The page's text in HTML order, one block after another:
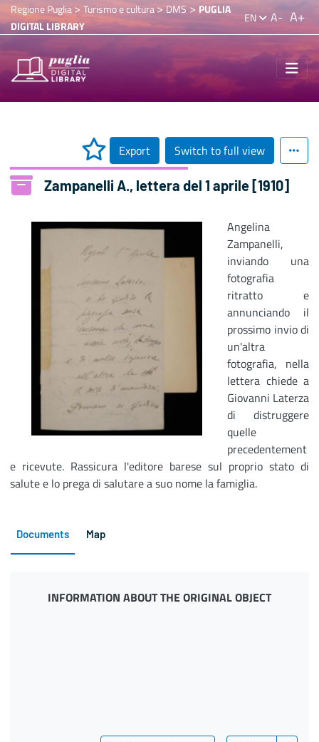
Regione Puglia> Turismo e cultura>DMS > PUGLIA
DIGITAL LIBRARY
EN A- A+
Export Switch to full view
Zampanelli A., lettera del 1 aprile [1910]
Angelina
Zampanelli,
inviando una
fotografia
ritratto e
annunciando il
prossimo invio di
un'altra
fotografia, nella
lettera chiede a
Giovanni Laterza
di distruggere
quelle
precedentement
e ricevute. Rassicura l'editore barese sul proprio stato di
salute e lo prega di salutare a suo nome la famiglia.
Documents Map
INFORMATION ABOUT THE ORIGINAL OBJECT